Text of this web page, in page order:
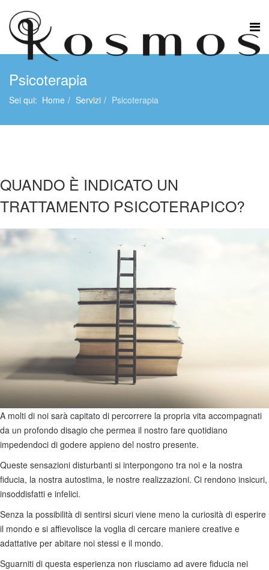
Psicoterapia
Sei qui: Home Servizi Psicoterapia
QUANDO È INDICATO UN
TRATTAMENTO PSICOTERAPICO?
A molti di noi sarà capitato di percorrere la propria vita accompagnati
da un profondo disagio che permea il nostro fare quotidiano
impedendoci di godere appieno del nostro presente.
Queste sensazioni disturbanti si interpongono tra noi e la nostra
fiducia, la nostra autostima, le nostre realizzazioni. Ci rendono insicuri,
insoddisfatti e infelici.
Senza la possibilità di sentirsi sicuri viene meno la curiosità di esperire
il mondo e si affievolisce la voglia di cercare maniere creative e
adattative per abitare noi stessi e il mondo.
Sguarniti di questa esperienza non riusciamo ad avere fiducia nei